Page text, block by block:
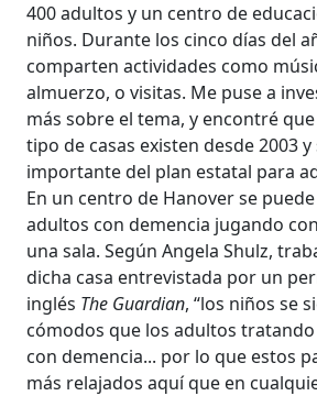
400 adultos y un centro de
niños. Durante los cinco días del
comparten actividades como
almuerzo, o visitas. Me puse a
más sobre el tema, y encontré
tipo de casas existen desde 2003
importante del plan estatal para
En un centro de Hanover se
adultos con demencia jugando
una sala. Según Angela Shulz,
dicha casa entrevistada por un
inglés The Guardian, “los niños se
cómodos que los adultos
con demencia... por lo que estos
más relajados aquí que en